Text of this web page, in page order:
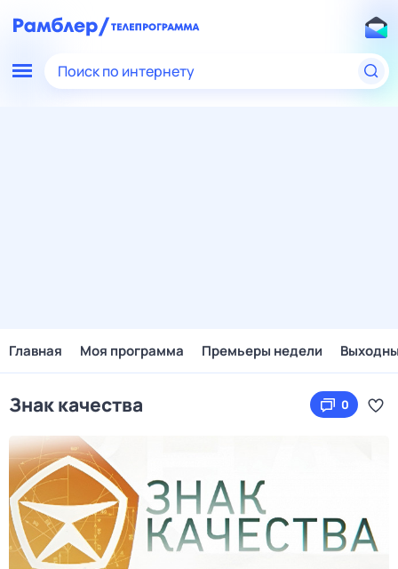
Поиск по интернету
Главная Моя программа Премьеры недели
Знак качества 0